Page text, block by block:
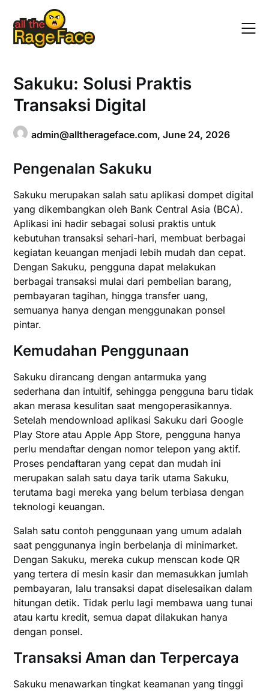
content
Sakuku: Solusi Praktis
Transaksi Digital
admin@alltherageface.com,June 24, 2026
Pengenalan Sakuku
Sakuku merupakan salah satu aplikasi dompet digital
yang dikembangkan oleh Bank Central Asia (BCA).
Aplikasi ini hadir sebagai solusi praktis untuk
kebutuhan transaksi sehari-hari, membuat berbagai
kegiatan keuangan menjadi lebih mudah dan cepat.
Dengan Sakuku, pengguna dapat melakukan
berbagai transaksi mulai dari pembelian barang,
pembayaran tagihan, hingga transfer uang,
semuanya hanya dengan menggunakan ponsel
pintar.
Kemudahan Penggunaan
Sakuku dirancang dengan antarmuka yang
sederhana dan intuitif, sehingga pengguna baru tidak
akan merasa kesulitan saat mengoperasikannya.
Setelah mendownload aplikasi Sakuku dari Google
Play Store atau Apple App Store, pengguna hanya
perlu mendaftar dengan nomor telepon yang aktif.
Proses pendaftaran yang cepat dan mudah ini
merupakan salah satu daya tarik utama Sakuku,
terutama bagi mereka yang belum terbiasa dengan
teknologi keuangan.
Salah satu contoh penggunaan yang umum adalah
saat penggunanya ingin berbelanja di minimarket.
Dengan Sakuku, mereka cukup menscan kode QR
yang tertera di mesin kasir dan memasukkan jumlah
pembayaran, lalu transaksi dapat diselesaikan dalam
hitungan detik. Tidak perlu lagi membawa uang tunai
atau kartu kredit, semua dapat dilakukan hanya
dengan ponsel.
Transaksi Aman dan Terpercaya
Sakuku menawarkan tingkat keamanan yang tinggi